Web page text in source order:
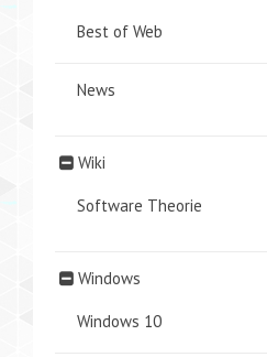
Best of Web
News
Wiki
Software Theorie
Windows
Windows 10